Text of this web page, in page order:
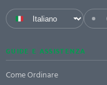
GUIDE E ASSISTENZA
Come Ordinare